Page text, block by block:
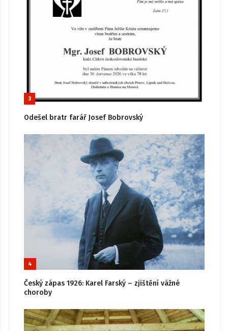
3
Odešel bratr farář Josef Bobrovský
4
Český zápas 1926: Karel Farský – zjištění vážné
choroby